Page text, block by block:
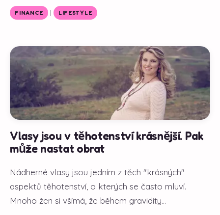
FINANCE | LIFESTYLE
Vlasy jsou v těhotenství krásnější. Pak
může nastat obrat
Nádherné vlasy jsou jedním z těch "krásných"
aspektů těhotenství, o kterých se často mluví.
Mnoho žen si všímá, že během gravidity...